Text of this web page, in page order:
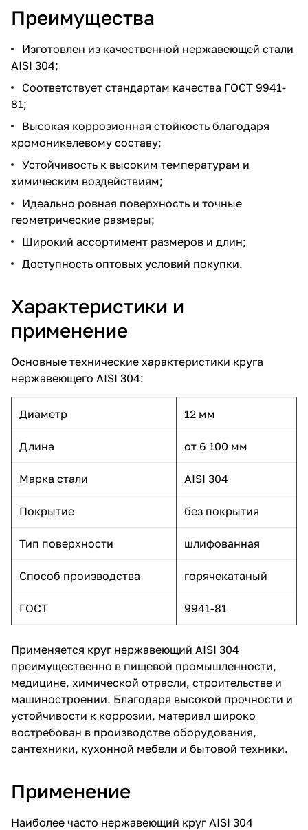
Преимущества
Изготовлен из качественной нержавеющей стали
AISI 304;
Соответствует стандартам качества ГОСТ 9941-
81;
Высокая коррозионная стойкость благодаря
хромоникелевому составу;
Устойчивость к высоким температурам и
химическим воздействиям;
Идеально ровная поверхность и точные
геометрические размеры;
Широкий ассортимент размеров и длин;
Доступность оптовых условий покупки.
Характеристики и
применение
Основные технические характеристики круга
нержавеющего AISI 304:
Диаметр 12 мм
Длина от 6 100 мм
Марка стали AISI 304
Покрытие без покрытия
Тип поверхности шлифованная
Способ производства горячекатаный
ГОСТ 9941-81
Применяется круг нержавеющий AISI 304
преимущественно в пищевой промышленности,
медицине, химической отрасли, строительстве и
машиностроении. Благодаря высокой прочности и
устойчивости к коррозии, материал широко
востребован в производстве оборудования,
сантехники, кухонной мебели и бытовой техники.
Применение
Наиболее часто нержавеющий круг AISI 304